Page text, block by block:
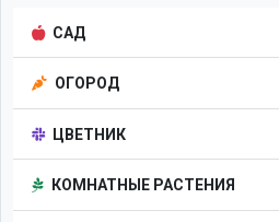
САД
ОГОРОД
ЦВЕТНИК
КОМНАТНЫЕ РАСТЕНИЯ